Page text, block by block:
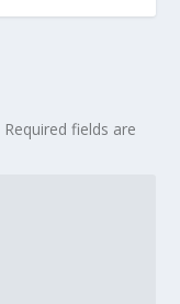
Required fields are